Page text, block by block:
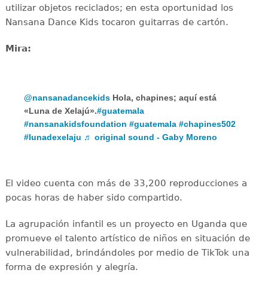
utilizar objetos reciclados; en esta oportunidad los
Nansana Dance Kids tocaron guitarras de cartón.
Mira:
@nansanadancekids Hola, chapines; aquí está
«Luna de Xelajú».#guatemala
#nansanakidsfoundation #guatemala #chapines502
#lunadexelaju ♬ original sound - Gaby Moreno
El video cuenta con más de 33,200 reproducciones a
pocas horas de haber sido compartido.
La agrupación infantil es un proyecto en Uganda que
promueve el talento artístico de niños en situación de
vulnerabilidad, brindándoles por medio de TikTok una
forma de expresión y alegría.